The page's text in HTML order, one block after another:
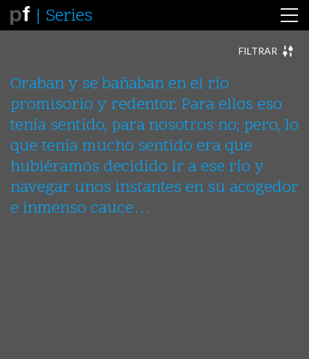
Series
FILTRAR
ABSTRACTAE ANIMALES ARQUITECTURAS
AUREAS
CERTIDUMBRES CIUDADES
FIN
FOTORREALISMOS INCERTIDUMBRES
INCIPIT
INDIA
INTERLUDIOS LE FLÂNEUR
MAKING-OFF
MÉXICO MISCELANEA
MULTIPLES
NAUFRAGIOS
PERFORMANCE - FRACASAR
PERFORMANCE – CLAROSCUROS
PERFORMANCE – ESCENIFICACIONES
PERFORMANCE – EXISTIR
SEMBLANTES
SOLILOQUIOS
Oraban y se bañaban en el río
promisorio y redentor. Para ellos eso
tenía sentido, para nosotros no; pero, lo
que tenía mucho sentido era que
hubiéramos decidido ir a ese río y
navegar unos instantes en su acogedor
e inmenso cauce…